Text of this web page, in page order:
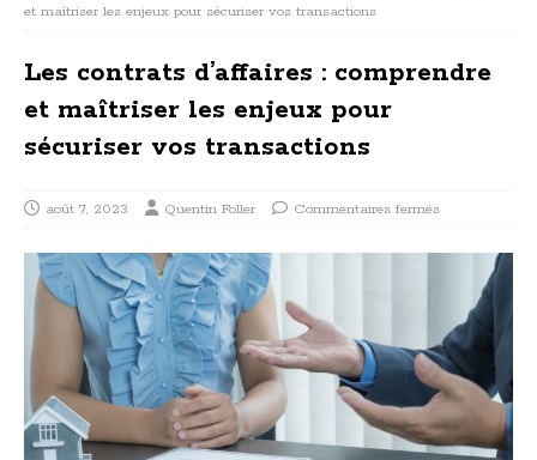
et maîtriser les enjeux pour sécuriser vos transactions
Les contrats d’affaires : comprendre
et maîtriser les enjeux pour
sécuriser vos transactions
août 7, 2023 Quentin Foller Commentaires fermés